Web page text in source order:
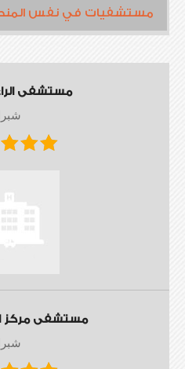
مستشفيات في نفس
مستشفى
شبرا
مستشفى مركز
شبرا